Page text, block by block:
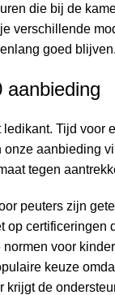
die bij de
verschillende
goed blijven.
aanbieding
Tijd voor
onze aanbieding
tegen
peuters zijn
op certificeringen
voor
keuze
krijgt de